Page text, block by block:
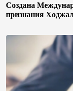
Создана
признания